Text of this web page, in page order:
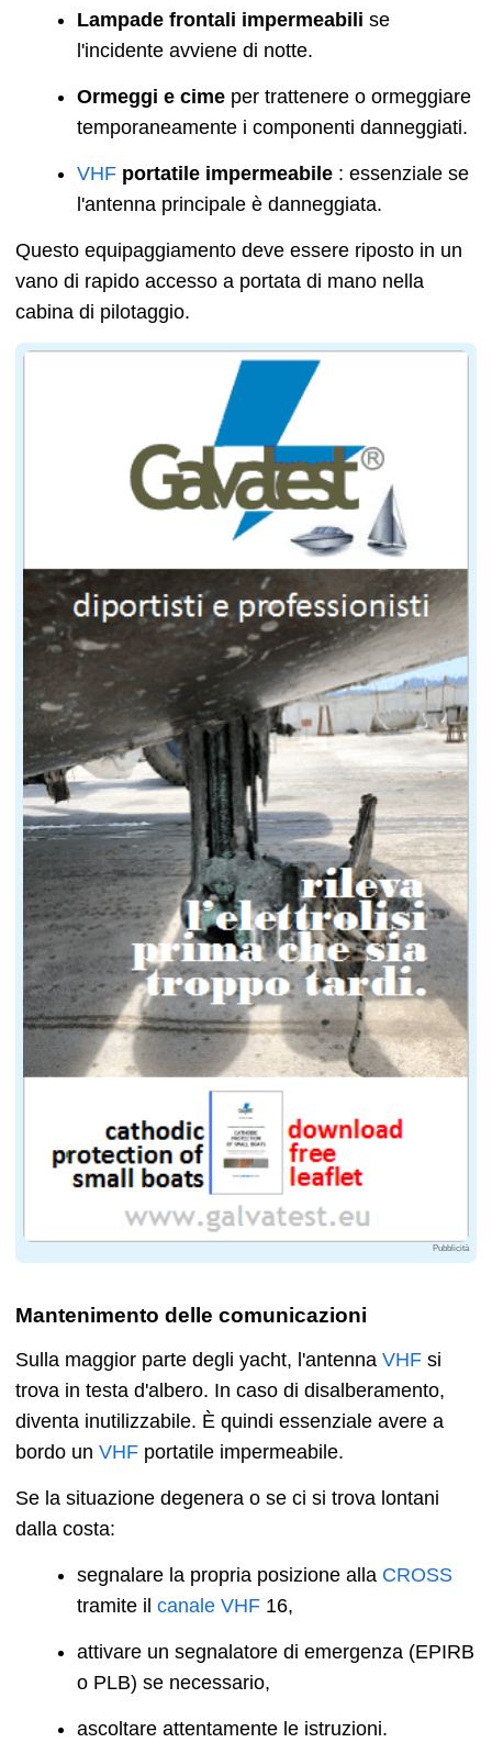
Lampade frontali impermeabili se
l'incidente avviene di notte.
Ormeggi e cime per trattenere o ormeggiare
temporaneamente i componenti danneggiati.
VHF portatile impermeabile : essenziale se
l'antenna principale è danneggiata.
Questo equipaggiamento deve essere riposto in un
vano di rapido accesso a portata di mano nella
cabina di pilotaggio.
Pubblicità
Mantenimento delle comunicazioni
Sulla maggior parte degli yacht, l'antenna VHF si
trova in testa d'albero. In caso di disalberamento,
diventa inutilizzabile. È quindi essenziale avere a
bordo un VHF portatile impermeabile.
Se la situazione degenera o se ci si trova lontani
dalla costa:
segnalare la propria posizione alla CROSS
tramite il canale VHF 16,
attivare un segnalatore di emergenza (EPIRB
o PLB) se necessario,
ascoltare attentamente le istruzioni.